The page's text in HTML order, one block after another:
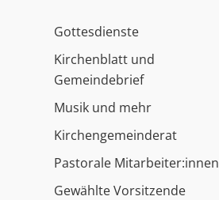
Gottesdienste
Kirchenblatt und
Gemeindebrief
Musik und mehr
Kirchengemeinderat
Pastorale Mitarbeiter:innen
Gewählte Vorsitzende